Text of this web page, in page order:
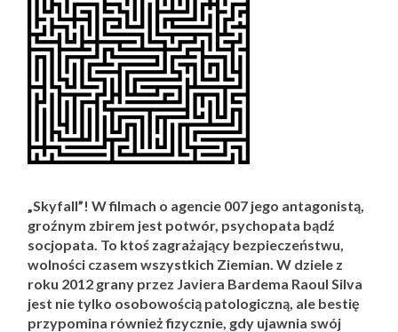
„Skyfall”! W filmach o agencie 007 jego antagonistą,
groźnym zbirem jest potwór, psychopata bądź
socjopata. To ktoś zagrażający bezpieczeństwu,
wolności czasem wszystkich Ziemian. W dziele z
roku 2012 grany przez Javiera Bardema Raoul Silva
jest nie tylko osobowością patologiczną, ale bestię
przypomina również fizycznie, gdy ujawnia swój